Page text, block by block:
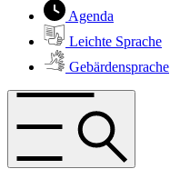
Agenda
Leichte Sprache
Gebärdensprache